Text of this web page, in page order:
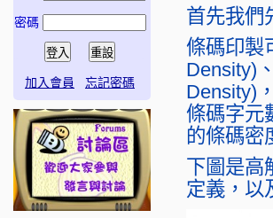
密碼
加入會員 忘記密碼
首先我們
條碼印製
Density)
Density)
條碼字元
的條碼密
下圖是高
定義，以